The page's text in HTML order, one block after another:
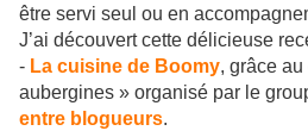
être servi seul ou en
J’ai découvert cette délicieuse
- La cuisine de Boomy, grâce
aubergines » organisé par le
entre blogueurs.